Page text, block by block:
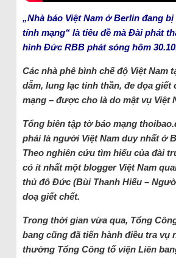
„Nhà báo Việt Nam ở Berlin đang
tính mạng“ là tiêu đề mà Đài phát
hình Đức RBB phát sóng hôm
Các nhà phê bình chế độ Việt Nam
dẫm, lung lạc tinh thần, đe dọa giết
mạng – được cho là do mật vụ Việt
Tổng biên tập tờ báo mạng
phải là người Việt Nam duy nhất ở
Theo nghiên cứu tìm hiểu của đài
có ít nhất một blogger Việt Nam
thủ đô Đức (Bùi Thanh Hiếu –
doạ giết chết.
Trong thời gian vừa qua, Tổng
bang cũng đã tiến hành điều tra vụ
thường Tổng Công tố viện Liên